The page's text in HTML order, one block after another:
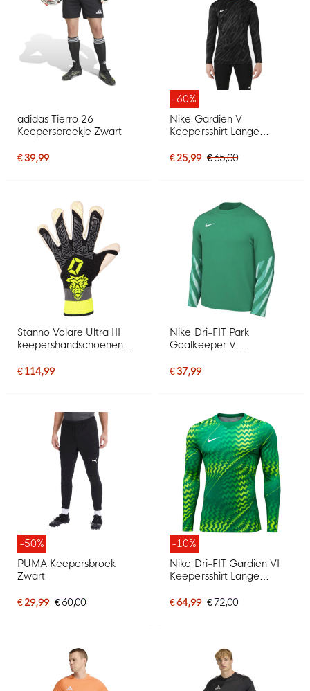
adidas Tierro 26
Keepersbroekje Zwart
€ 39,99
-60%
Nike Gardien V
Keepersshirt Lange
Donkergrijs Wit
€ 25,99 € 65,00
Stanno Volare Ultra III
keepershandschoenen
€ 114,99
Nike Dri-FIT Park
Goalkeeper V
Mouwen Lichtgroen Wit
€ 37,99
-50%
PUMA Keepersbroek
Zwart
€ 29,99 € 60,00
-10%
Nike Dri-FIT Gardien VI
Keepersshirt Lange
€ 64,99 € 72,00